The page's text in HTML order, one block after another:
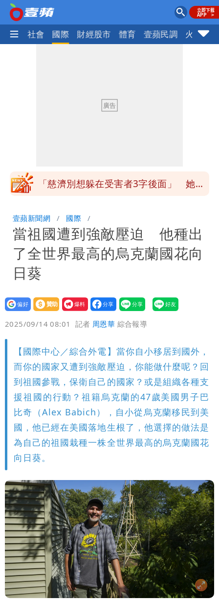
政治 社會 國際 財經股市 體育 壹蘋民調 火線話
很多謹慎判斷當時未被理解
誇張！中國借颱風稱對台灣海峽交管 我
長變猙獰，否則就跟對手一樣
「慈濟別想躲在受害者3字後面」 她：
中哪來勇氣要別人道歉
兆基風暴！前董座李建成移送北檢 是否
聲押？交保？複訊後揭曉
慈濟買BNT遭詐10億元 蔡英文：政府
很多謹慎判斷當時未被理解
誇張！中國借颱風稱對台灣海峽交管 我
方：違反國際規範嚴厲譴
壹蘋新聞網 國際
當祖國遭到強敵壓迫 他種出
了全世界最高的烏克蘭國花向
日葵
設為
贊助
我要
爆料
2025/09/14 08:01 記者 周恩華 綜合報導
【國際中心／綜合外電】當你自小移居到國外，
而你的國家又遭到強敵壓迫，你能做什麼呢？回
到祖國參戰，保衛自己的國家？或是組織各種支
援祖國的行動？祖籍烏克蘭的47歲美國男子巴
比奇（Alex Babich），自小從烏克蘭移民到美
國，他已經在美國落地生根了，他選擇的做法是
為自己的祖國栽種一株全世界最高的烏克蘭國花
向日葵。